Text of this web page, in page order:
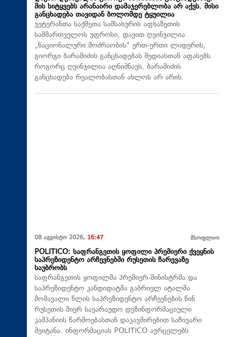
მის სიტყვებს არანაირი დამაჯერებლობა არ აქვს. მისი
განცხადება თავიდან ბოლომდე ტყუილია
ვეტერანთა საქმეთა სამსახურის აფხაზეთის
სამმართველოს უფროსი, დავით ღვინჯილია
„ნაციონალური მოძრაობის" ერთ-ერთი ლიდერის,
გიორგი ბარამიძის განცხადებას მედიასთან აფასებს.
როგორც ღვინჯილია აღნიშნავს, ბარამიძის
განცხადება რეალობასთან ახლოს არ არის.
08 აგვისტო 2026, 16:47 მსოფლიო
POLITICO: საფრანგეთის ყოფილი პრემიერი ქვეყნის
საპრეზიდენტო არჩევნებში რუსეთის ჩარევაზე
საუბრობს
საფრანგეთის ყოფილმა პრემიერ-მინისტრმა და
საპრეზიდენტო კანდიდატმა გაბრიელ ატალმა
მომავალი წლის საპრეზიდენტო არჩევნების წინ
რუსეთის მიერ სავარაუდო დეზინფორმაციული
კამპანიის წარმოებასთან დაკავშირებით საჩივარი
შეიტანა. ინფორმაციას POLITICO ავრცელებს.